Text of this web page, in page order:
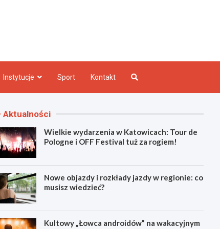
Instytucje Sport Kontakt
Aktualności
Wielkie wydarzenia w Katowicach: Tour de
Pologne i OFF Festival tuż za rogiem!
Nowe objazdy i rozkłady jazdy w regionie: co
musisz wiedzieć?
Kultowy „Łowca androidów” na wakacyjnym